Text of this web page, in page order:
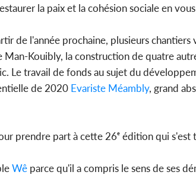
la paix et la cohésion sociale en
de l'année prochaine, plusieurs
Kouibly, la construction de quatre
Le travail de fonds au sujet du
de 2020 Evariste Méambly, grand
prendre part à cette 26ᵉ édition qui s'est
Wê parce qu'il a compris le sens de ses